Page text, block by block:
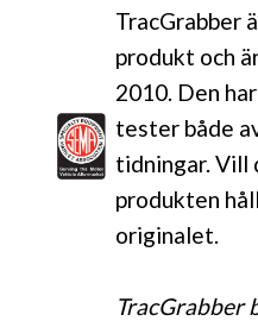
TracGrabber
produkt och
2010. Den
tester både
tidningar. Vill
produkten
originalet.
TracGrabber